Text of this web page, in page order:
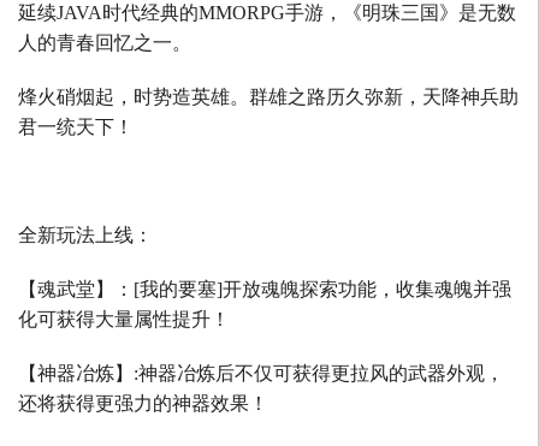
延续JAVA时代经典的MMORPG手游，《明珠三国》是无数
人的青春回忆之一。
烽火硝烟起，时势造英雄。群雄之路历久弥新，天降神兵助
君一统天下！
全新玩法上线：
【魂武堂】： [我的要塞]开放魂魄探索功能，收集魂魄并强
化可获得大量属性提升！
【神器冶炼】 :神器冶炼后不仅可获得更拉风的武器外观，
还将获得更强力的神器效果！